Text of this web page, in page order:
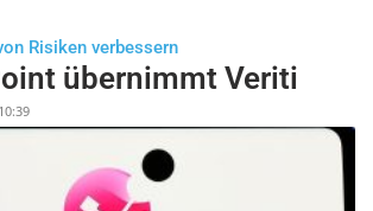
Risiken verbessern
übernimmt Veriti